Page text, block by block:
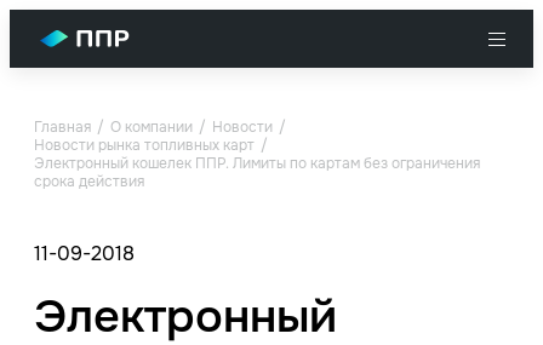
Главная О компании
Новости
Новости рынка топливных карт
Электронный кошелек ППР. Лимиты по картам без ограничения
срока действия
11-09-2018
Электронный